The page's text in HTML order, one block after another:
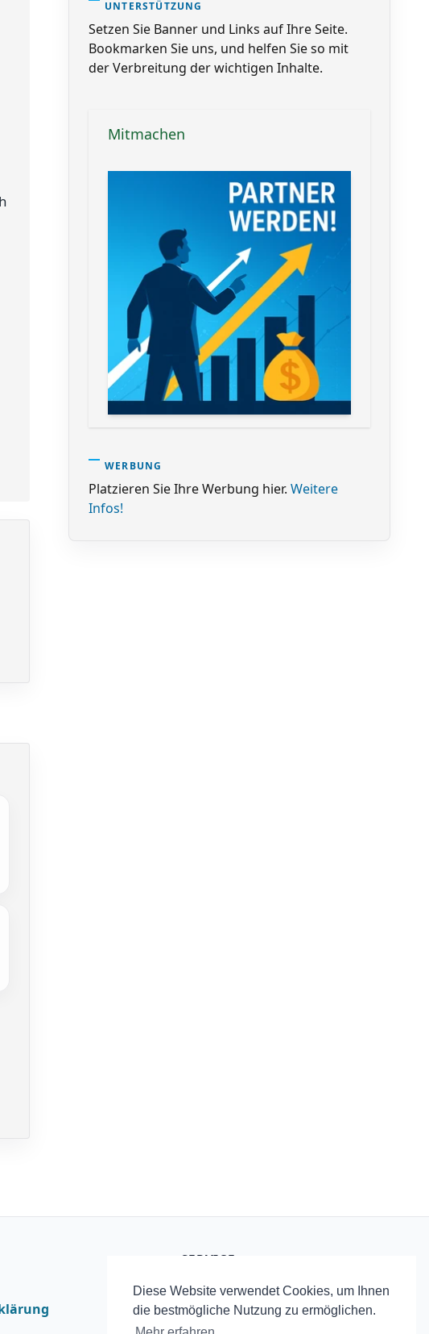
Diese Website verwendet Cookies, um Ihnen
die bestmögliche Nutzung zu ermöglichen.
UNTERSTÜTZUNG
Setzen Sie Banner und Links auf Ihre Seite.
Bookmarken Sie uns, und helfen Sie so mit
der Verbreitung der wichtigen Inhalte.
Mitmachen
WERBUNG
Platzieren Sie Ihre Werbung hier. Weitere
Infos!
SERVICE
Startseite
RSS